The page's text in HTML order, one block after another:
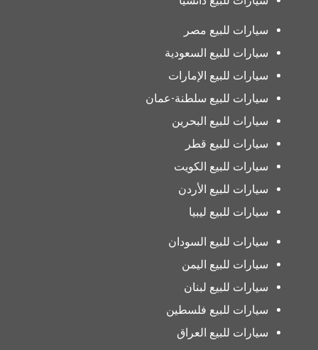
سيارات للبيع مصر
سيارات للبيع السعودية
سيارات للبيع الإمارات
سيارات للبيع سلطنة-عمان
سيارات للبيع البحرين
سيارات للبيع قطر
سيارات للبيع الكويت
سيارات للبيع الأردن
سيارات للبيع ليبيا
سيارات للبيع السودان
سيارات للبيع اليمن
سيارات للبيع لبنان
سيارات للبيع فلسطين
سيارات للبيع العراق